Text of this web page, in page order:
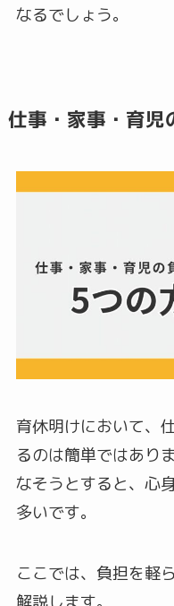
なるでしょう。
仕事・家事・育児
育休明けにおいて、
るのは簡単ではあり
なそうとすると、心
多いです。
ここでは、負担を軽
解説します。